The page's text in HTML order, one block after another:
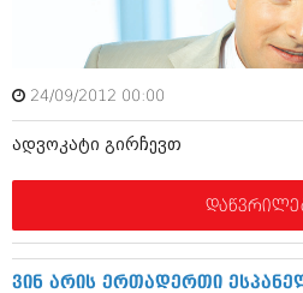
ოქტომბერი 2012 (350)
სექტემბერი 2012 (264)
აგვისტო 2012 (268)
ივლისი 2012 (322)
მაისი 2012 (240)
აპრილი 2012 (294)
მარტი 2012 (259)
თებერვალი 2012 (376)
იანვარი 2012 (322)
ნოემბერი 2011 (471)
ოქტომბერი 2011 (754)
24/09/2012 00:00
ადვოკატი გირჩევთ
ვინ არის ერთადერთი